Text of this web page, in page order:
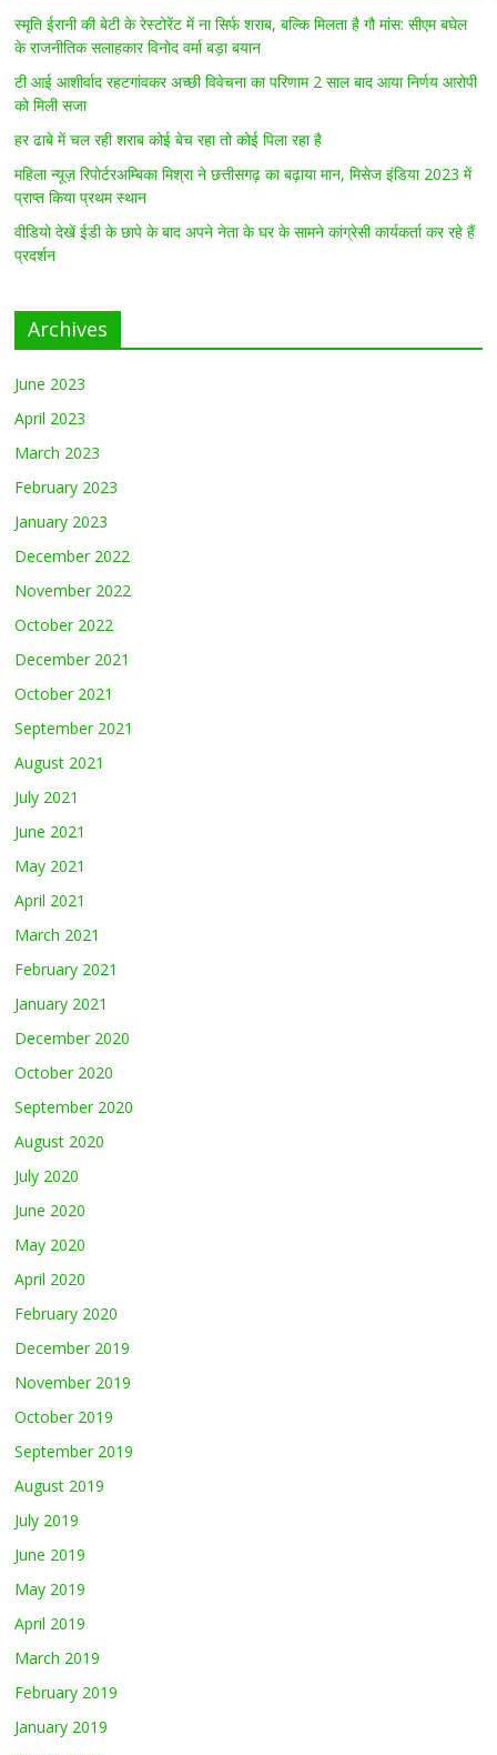
स्मृति ईरानी की बेटी के रेस्टोरेंट में ना सिर्फ शराब, बल्कि मिलता है गौ मांस: सीएम बघेल
के राजनीतिक सलाहकार विनोद वर्मा बड़ा बयान
टी आई आशीर्वाद रहटगांवकर अच्छी विवेचना का परिणाम 2 साल बाद आया निर्णय आरोपी
को मिली सजा
हर ढाबे में चल रही शराब कोई बेच रहा तो कोई पिला रहा है
महिला न्यूज़ रिपोर्टरअम्बिका मिश्रा ने छत्तीसगढ़ का बढ़ाया मान, मिसेज इंडिया 2023 में
प्राप्त किया प्रथम स्थान
वीडियो देखें ईडी के छापे के बाद अपने नेता के घर के सामने कांग्रेसी कार्यकर्ता कर रहे हैं
प्रदर्शन
Archives
June 2023
April 2023
March 2023
February 2023
January 2023
December 2022
November 2022
October 2022
December 2021
October 2021
September 2021
August 2021
July 2021
June 2021
May 2021
April 2021
March 2021
February 2021
January 2021
December 2020
October 2020
September 2020
August 2020
July 2020
June 2020
May 2020
April 2020
February 2020
December 2019
November 2019
October 2019
September 2019
August 2019
July 2019
June 2019
May 2019
April 2019
March 2019
February 2019
January 2019